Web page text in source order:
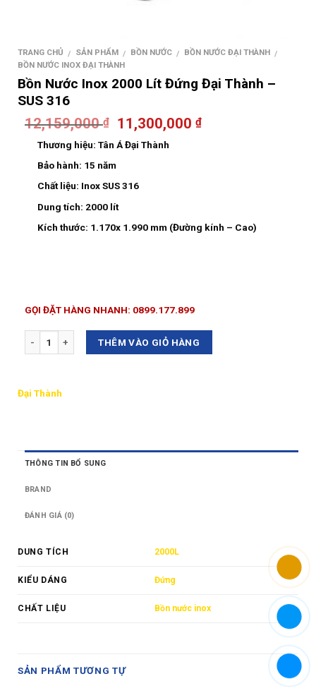
TRANG CHỦ / SẢN PHẨM / BỒN NƯỚC / BỒN NƯỚC ĐẠI THÀNH /
BỒN NƯỚC INOX ĐẠI THÀNH
Bồn Nước Inox 2000 Lít Đứng Đại Thành –
SUS 316
12,159,000₫ 11,300,000₫
Thương hiệu: Tân Á Đại Thành
Bảo hành: 15 năm
Chất liệu: Inox SUS 316
Dung tích: 2000 lít
Kích thước: 1.170x 1.990 mm (Đường kính – Cao)
GỌI ĐẶT HÀNG NHANH: 0899.177.899
THÊM VÀO GIỎ HÀNG
Đại Thành
THÔNG TIN BỔ SUNG
BRAND
ĐÁNH GIÁ (0)
DUNG TÍCH 2000L
KIỂU DÁNG Đứng
CHẤT LIỆU Bồn nước inox
SẢN PHẨM TƯƠNG TỰ